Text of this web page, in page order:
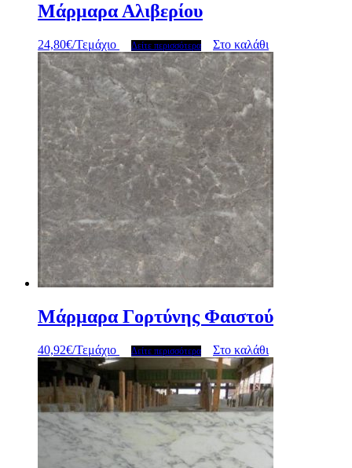
Μάρμαρα Αλιβερίου
24,80€/Τεμάχιο Δείτε περισσότερα Στο καλάθι
Μάρμαρα Γορτύνης Φαιστού
40,92€/Τεμάχιο Δείτε περισσότερα Στο καλάθι